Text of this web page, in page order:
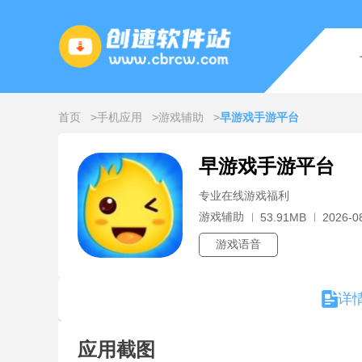
首页 手机应用 游戏辅助 早游戏手游平台
早游戏手游平台
专业在线游戏福利
游戏辅助
53.91MB 2026-
游戏语音
详
应用截图